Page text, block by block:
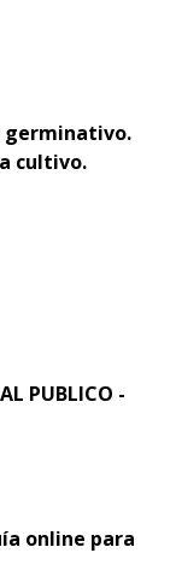
germinativo.
cultivo.
PUBLICO -
online para